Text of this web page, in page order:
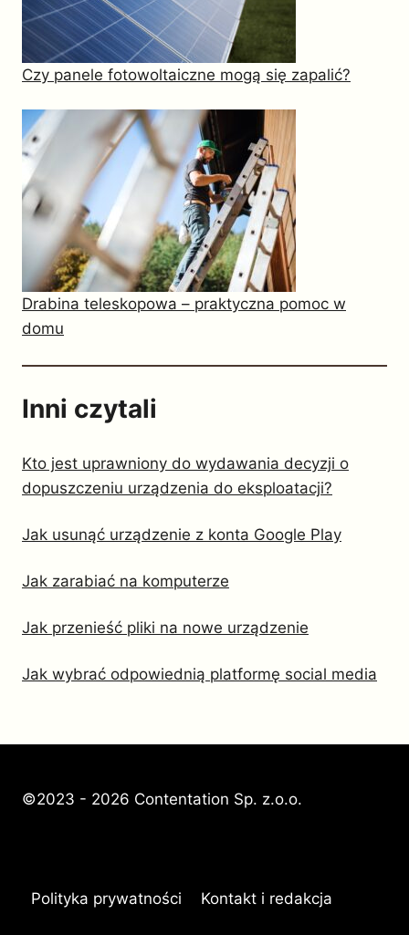
Czy panele fotowoltaiczne mogą się zapalić?
Drabina teleskopowa – praktyczna pomoc w
domu
Inni czytali
Kto jest uprawniony do wydawania decyzji o
dopuszczeniu urządzenia do eksploatacji?
Jak usunąć urządzenie z konta Google Play
Jak zarabiać na komputerze
Jak przenieść pliki na nowe urządzenie
Jak wybrać odpowiednią platformę social media
©2023 - 2026 Contentation Sp. z.o.o.
Polityka prywatności Kontakt i redakcja